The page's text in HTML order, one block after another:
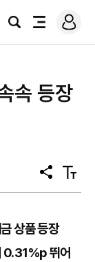
검
전
로
그
속 등장
공
유
텍
스
상품 등장
0.31%p 뛰어